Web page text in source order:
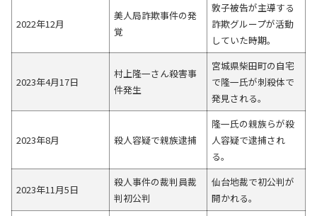
2022年12月
美人局詐欺事件の発
覚
敦子被告が主導する
詐欺グループが活動
していた時期。
2023年4月17日
村上隆一さん殺害事
件発生
宮城県柴田町の自宅
で隆一氏が刺殺体で
発見される。
2023年8月 殺人容疑で親族逮捕
隆一氏の親族らが殺
人容疑で逮捕され
る。
2023年11月5日
殺人事件の裁判員裁
判初公判
仙台地裁で初公判が
開かれる。